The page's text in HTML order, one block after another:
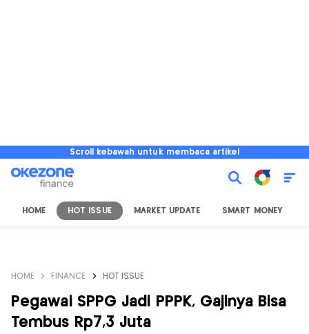
Scroll kebawah untuk membaca artikel
HOME HOT ISSUE MARKET UPDATE SMART MONEY
HOME FINANCE HOT ISSUE
Pegawai SPPG Jadi PPPK, Gajinya Bisa
Tembus Rp7,3 Juta